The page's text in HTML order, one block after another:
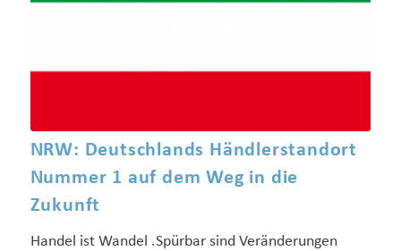
NRW: Deutschlands Händlerstandort
Nummer 1 auf dem Weg in die
Zukunft
Handel ist Wandel .Spürbar sind Veränderungen